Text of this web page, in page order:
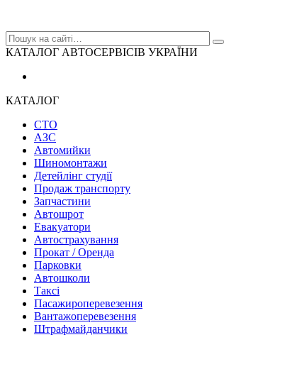
КАТАЛОГ АВТОСЕРВІСІВ УКРАЇНИ
КАТАЛОГ
СТО
АЗС
Автомийки
Шиномонтажи
Детейлінг студії
Продаж транспорту
Запчастини
Автошрот
Евакуатори
Автострахування
Прокат / Оренда
Парковки
Автошколи
Таксі
Пасажироперевезення
Вантажоперевезення
Штрафмайданчики